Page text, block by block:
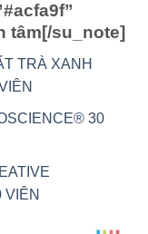
tâm[/su_note]
TRÀ XANH
30
VIÊN